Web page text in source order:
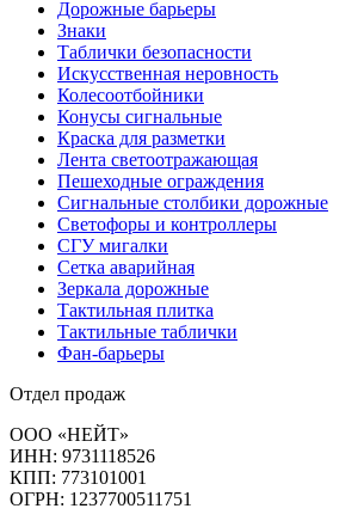
Дорожные барьеры
Знаки
Таблички безопасности
Искусственная неровность
Колесоотбойники
Конусы сигнальные
Краска для разметки
Лента светоотражающая
Пешеходные ограждения
Сигнальные столбики дорожные
Светофоры и контроллеры
СГУ мигалки
Cетка аварийная
Зеркала дорожные
Тактильная плитка
Тактильные таблички
Фан-барьеры
Отдел продаж
ООО «НЕЙТ»
ИНН: 9731118526
КПП: 773101001
ОГРН: 1237700511751